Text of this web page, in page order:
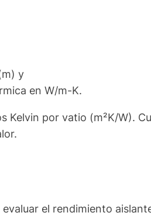
y
en W/m-K.
Kelvin por vatio (m²K/W).
el rendimiento